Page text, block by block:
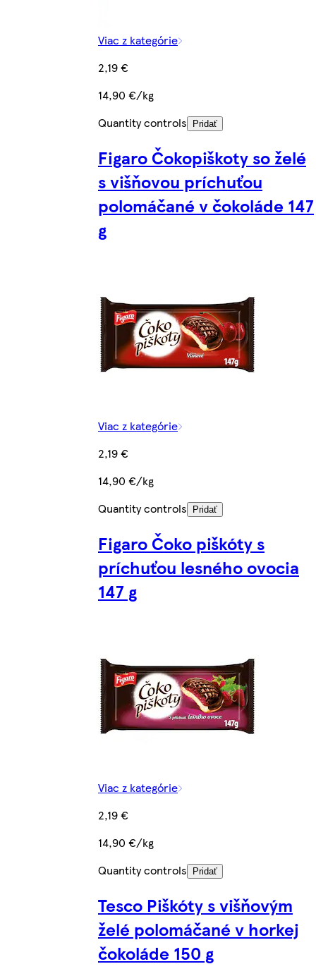
Viac z kategórie
2,19 €
14,90 €/kg
Quantity controls
Pridať
Figaro Čokopiškoty so želé
s višňovou príchuťou
polomáčané v čokoláde 147
g
Viac z kategórie
2,19 €
14,90 €/kg
Quantity controls
Pridať
Figaro Čoko piškóty s
príchuťou lesného ovocia
147 g
Viac z kategórie
2,19 €
14,90 €/kg
Quantity controls
Pridať
Tesco Piškóty s višňovým
želé polomáčané v horkej
čokoláde 150 g